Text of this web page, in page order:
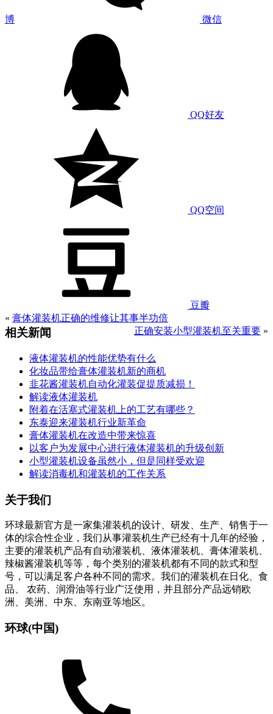
博 微信
QQ好友
QQ空间
豆瓣
« 膏体灌装机正确的维修让其事半功倍
正确安装小型灌装机至关重要 »
相关新闻
液体灌装机的性能优势有什么
化妆品带给膏体灌装机新的商机
韭花酱灌装机自动化灌装促提质减损！
解读液体灌装机
附着在活塞式灌装机上的工艺有哪些？
东泰迎来灌装机行业新革命
膏体灌装机在改造中带来惊喜
以客户为发展中心进行液体灌装机的升级创新
小型灌装机设备虽然小，但是同样受欢迎
解读消毒机和灌装机的工作关系
关于我们
环球最新官方是一家集灌装机的设计、研发、生产、销售于一
体的综合性企业，我们从事灌装机生产已经有十几年的经验，
主要的灌装机产品有自动灌装机、液体灌装机、膏体灌装机、
辣椒酱灌装机等等，每个类别的灌装机都有不同的款式和型
号，可以满足客户各种不同的需求。我们的灌装机在日化、食
品、 农药、润滑油等行业广泛使用，并且部分产品远销欧
洲、美洲、中东、东南亚等地区。
环球(中国)